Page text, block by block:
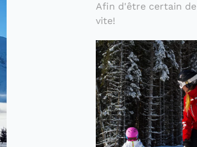
Afin d'être certain
vite!